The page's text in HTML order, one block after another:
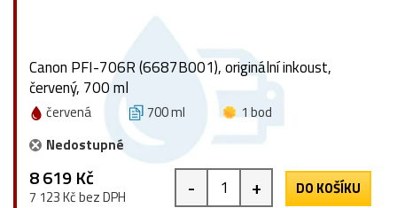
Canon PFI-706R (6687B001), originální inkoust,
červený, 700 ml
červená 700 ml
1 bod
Nedostupné
8 619 Kč
7 123 Kč bez DPH - + DO KOŠÍKU